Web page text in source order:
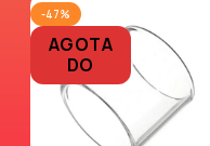
-47%
AGOTA
DO